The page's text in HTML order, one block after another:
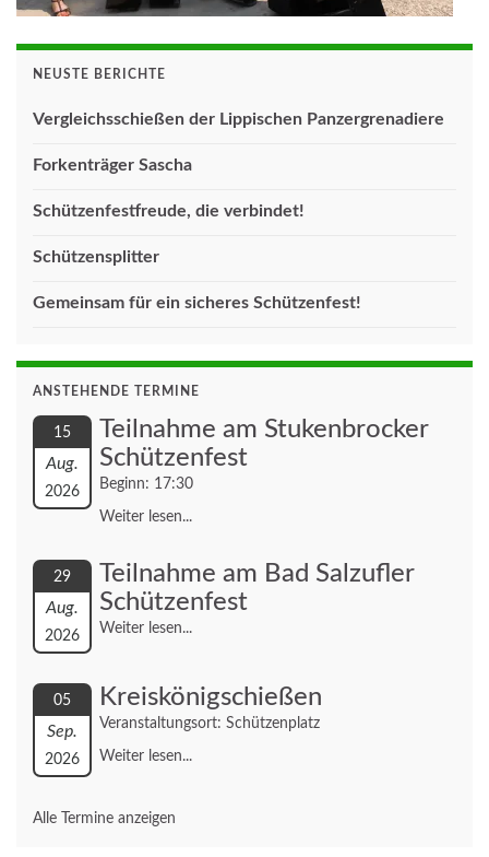
NEUSTE BERICHTE
Vergleichsschießen der Lippischen Panzergrenadiere
Forkenträger Sascha
Schützenfestfreude, die verbindet!
Schützensplitter
Gemeinsam für ein sicheres Schützenfest!
ANSTEHENDE TERMINE
15
Aug.
2026
Teilnahme am Stukenbrocker
Schützenfest
Beginn: 17:30
Weiter lesen...
29
Aug.
2026
Teilnahme am Bad Salzufler
Schützenfest
Weiter lesen...
05
Sep.
2026
Kreiskönigschießen
Veranstaltungsort: Schützenplatz
Weiter lesen...
Alle Termine anzeigen